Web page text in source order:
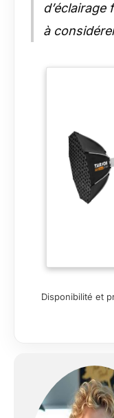
d’éclairage
à
Disponibilité et